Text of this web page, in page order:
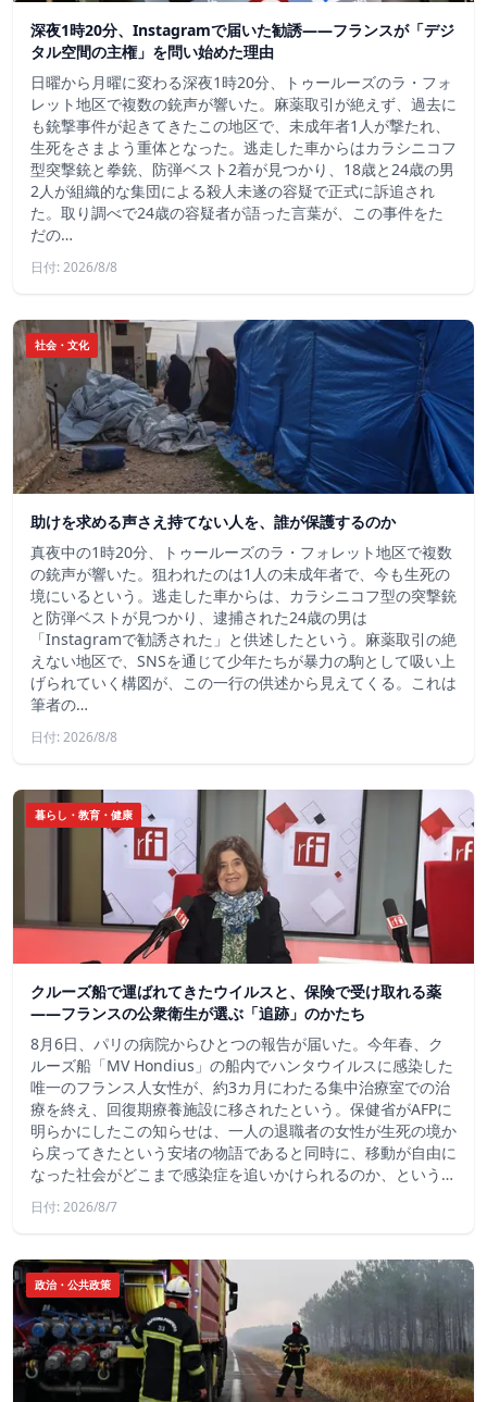
深夜1時20分、Instagramで届いた勧誘――フランスが「デジ
タル空間の主権」を問い始めた理由
日曜から月曜に変わる深夜1時20分、トゥールーズのラ・フォ
レット地区で複数の銃声が響いた。麻薬取引が絶えず、過去に
も銃撃事件が起きてきたこの地区で、未成年者1人が撃たれ、
生死をさまよう重体となった。逃走した車からはカラシニコフ
型突撃銃と拳銃、防弾ベスト2着が見つかり、18歳と24歳の男
2人が組織的な集団による殺人未遂の容疑で正式に訴追され
た。取り調べで24歳の容疑者が語った言葉が、この事件をた
だの…
日付: 2026/8/8
社会・文化
助けを求める声さえ持てない人を、誰が保護するのか
真夜中の1時20分、トゥールーズのラ・フォレット地区で複数
の銃声が響いた。狙われたのは1人の未成年者で、今も生死の
境にいるという。逃走した車からは、カラシニコフ型の突撃銃
と防弾ベストが見つかり、逮捕された24歳の男は
「Instagramで勧誘された」と供述したという。麻薬取引の絶
えない地区で、SNSを通じて少年たちが暴力の駒として吸い上
げられていく構図が、この一行の供述から見えてくる。これは
筆者の…
日付: 2026/8/8
暮らし・教育・健康
クルーズ船で運ばれてきたウイルスと、保険で受け取れる薬
――フランスの公衆衛生が選ぶ「追跡」のかたち
8月6日、パリの病院からひとつの報告が届いた。今年春、ク
ルーズ船「MV Hondius」の船内でハンタウイルスに感染した
唯一のフランス人女性が、約3カ月にわたる集中治療室での治
療を終え、回復期療養施設に移されたという。保健省がAFPに
明らかにしたこの知らせは、一人の退職者の女性が生死の境か
ら戻ってきたという安堵の物語であると同時に、移動が自由に
なった社会がどこまで感染症を追いかけられるのか、という…
日付: 2026/8/7
政治・公共政策